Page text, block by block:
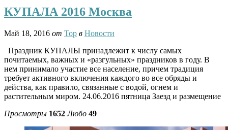
КУПАЛА 2016 Москва
Май 18, 2016 от Тор в Новости
Праздник КУПАЛЫ принадлежит к числу самых
почитаемых, важных и «разгульных» праздников в году. В
нем принимало участие все население, причем традиция
требует активного включения каждого во все обряды и
действа, как правило, связанные с водой, огнем и
растительным миром. 24.06.2016 пятница Заезд и размещение
Просмотры 1652 Любо 49